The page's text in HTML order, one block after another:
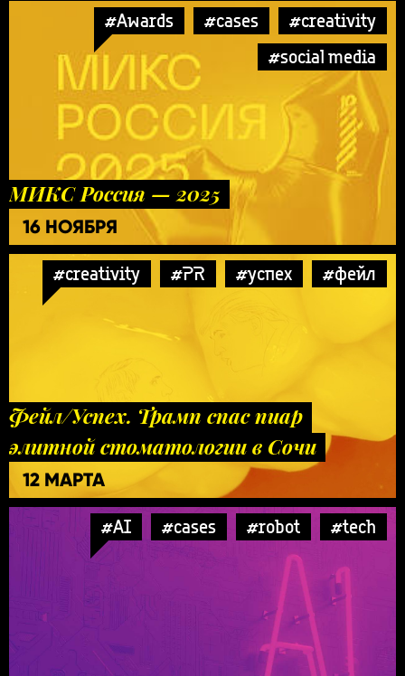
#Awards #cases
#creativity
#social media
МИКС Россия — 2025
16 НОЯБРЯ
#creativity #PR #успех #фейл
Фейл/Успех. Трамп спас пиар
элитной стоматологии в Сочи
12 МАРТА
#AI #cases #robot #tech